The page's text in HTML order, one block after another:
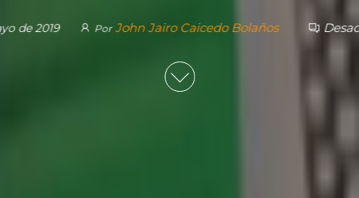
de 2019 Por John Jairo Caicedo Bolaños